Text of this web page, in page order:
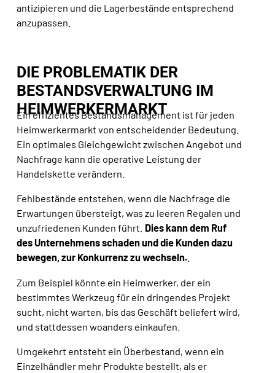
antizipieren und die Lagerbestände entsprechend
anzupassen
DIE PROBLEMATIK DER
BESTANDSVERWALTUNG IM
HEIMWERKERMARKT
Ein effizientes Bestandsmanagement ist für jeden
Heimwerkermarkt von entscheidender Bedeutung.
Ein optimales Gleichgewicht zwischen Angebot und
Nachfrage kann die operative Leistung der
Handelskette verändern.
Fehlbestände entstehen, wenn die Nachfrage die
Erwartungen übersteigt, was zu leeren Regalen und
unzufriedenen Kunden führt. Dies kann dem Ruf
des Unternehmens schaden und die Kunden dazu
bewegen, zur Konkurrenz zu wechseln.
Zum Beispiel könnte ein Heimwerker, der ein
bestimmtes Werkzeug für ein dringendes Projekt
sucht, nicht warten, bis das Geschäft beliefert wird,
und stattdessen woanders einkaufen.
Umgekehrt entsteht ein Überbestand, wenn ein
Einzelhändler mehr Produkte bestellt, als er